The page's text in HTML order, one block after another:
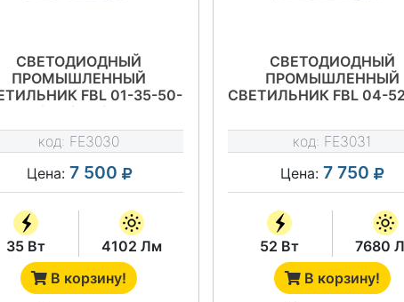
СВЕТОДИОДНЫЙ
ПРОМЫШЛЕННЫЙ
FBL 01-35-50-
Ш/Г75/Г65/К30
код: FE3030
Цена: 7 500
35 Вт
4102 Лм
В корзину!
СВЕТОДИОДНЫЙ
ПРОМЫШЛЕННЫЙ
СВЕТИЛЬНИК FBL 04-
код: FE3031
Цена: 7 750
52 Вт
7680
В корзину!